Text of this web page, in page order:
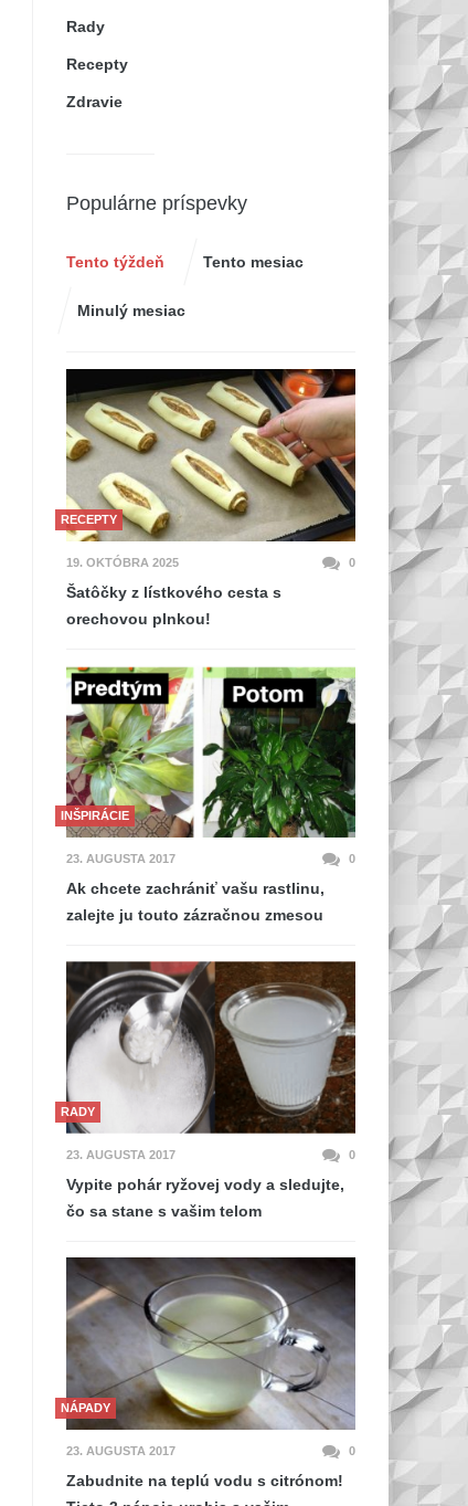
Rady
Recepty
Zdravie
Populárne príspevky
Tento týždeň Tento mesiac
Minulý mesiac
RECEPTY
19. OKTÓBRA 2025 0
Šatôčky z lístkového cesta s
orechovou plnkou!
INŠPIRÁCIE
23. AUGUSTA 2017 0
Ak chcete zachrániť vašu rastlinu,
zalejte ju touto zázračnou zmesou
RADY
23. AUGUSTA 2017 0
Vypite pohár ryžovej vody a sledujte,
čo sa stane s vašim telom
NÁPADY
23. AUGUSTA 2017 0
Zabudnite na teplú vodu s citrónom!